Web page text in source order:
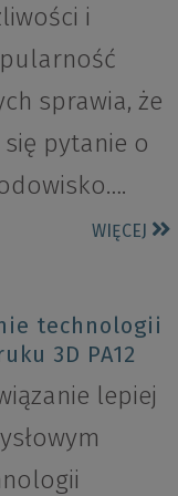
i
sprawia, że
pytanie o
WIĘCEJ
technologii
3D PA12
lepiej